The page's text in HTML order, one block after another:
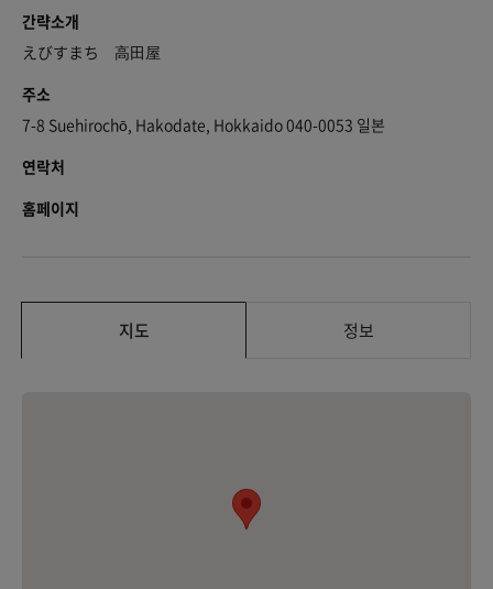
간략소개
えびすまち 高田屋
주소
7-8 Suehirochō, Hakodate, Hokkaido 040-0053 일본
연락처
홈페이지
지도 정보